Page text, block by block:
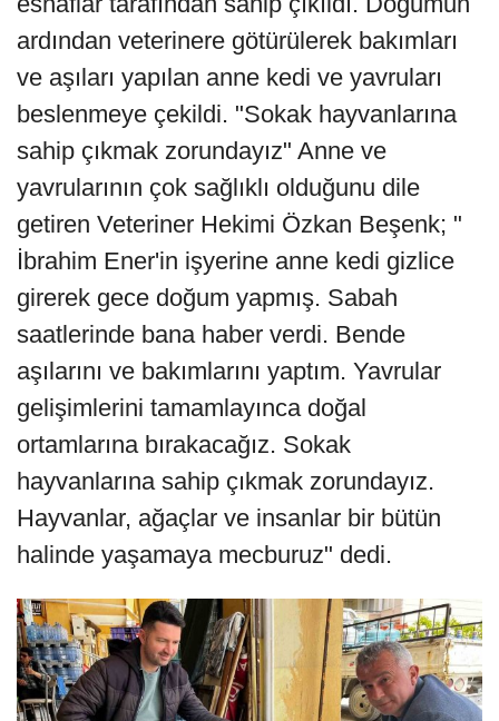
ardından veterinere götürülerek bakımları
ve aşıları yapılan anne kedi ve yavruları
beslenmeye çekildi. "Sokak hayvanlarına
sahip çıkmak zorundayız" Anne ve
yavrularının çok sağlıklı olduğunu dile
getiren Veteriner Hekimi Özkan Beşenk; "
İbrahim Ener'in işyerine anne kedi gizlice
girerek gece doğum yapmış. Sabah
saatlerinde bana haber verdi. Bende
aşılarını ve bakımlarını yaptım. Yavrular
gelişimlerini tamamlayınca doğal
ortamlarına bırakacağız. Sokak
hayvanlarına sahip çıkmak zorundayız.
Hayvanlar, ağaçlar ve insanlar bir bütün
halinde yaşamaya mecburuz" dedi.